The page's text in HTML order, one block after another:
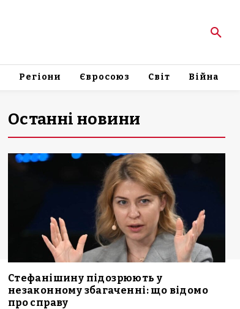
Регіони Євросоюз Світ Війна
Останні новини
Стефанішину підозрюють у
незаконному збагаченні: що відомо
про справу